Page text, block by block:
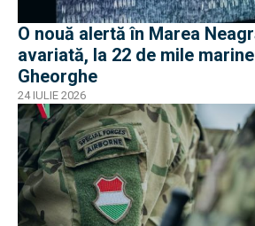
O nouă alertă în Marea
avariată, la 22 de mile
Gheorghe
24 IULIE 2026